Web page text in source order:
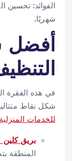
الفوائد: تحسين
شهريًا.
أفضل
في هذه الفقرة
شكل نقاط
للخدمات المنزلية
بريق كلين